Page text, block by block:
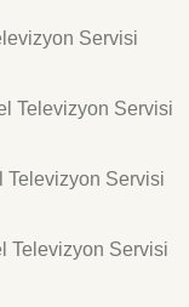
Servisi
Televizyon Servisi
Televizyon Servisi
Televizyon Servisi